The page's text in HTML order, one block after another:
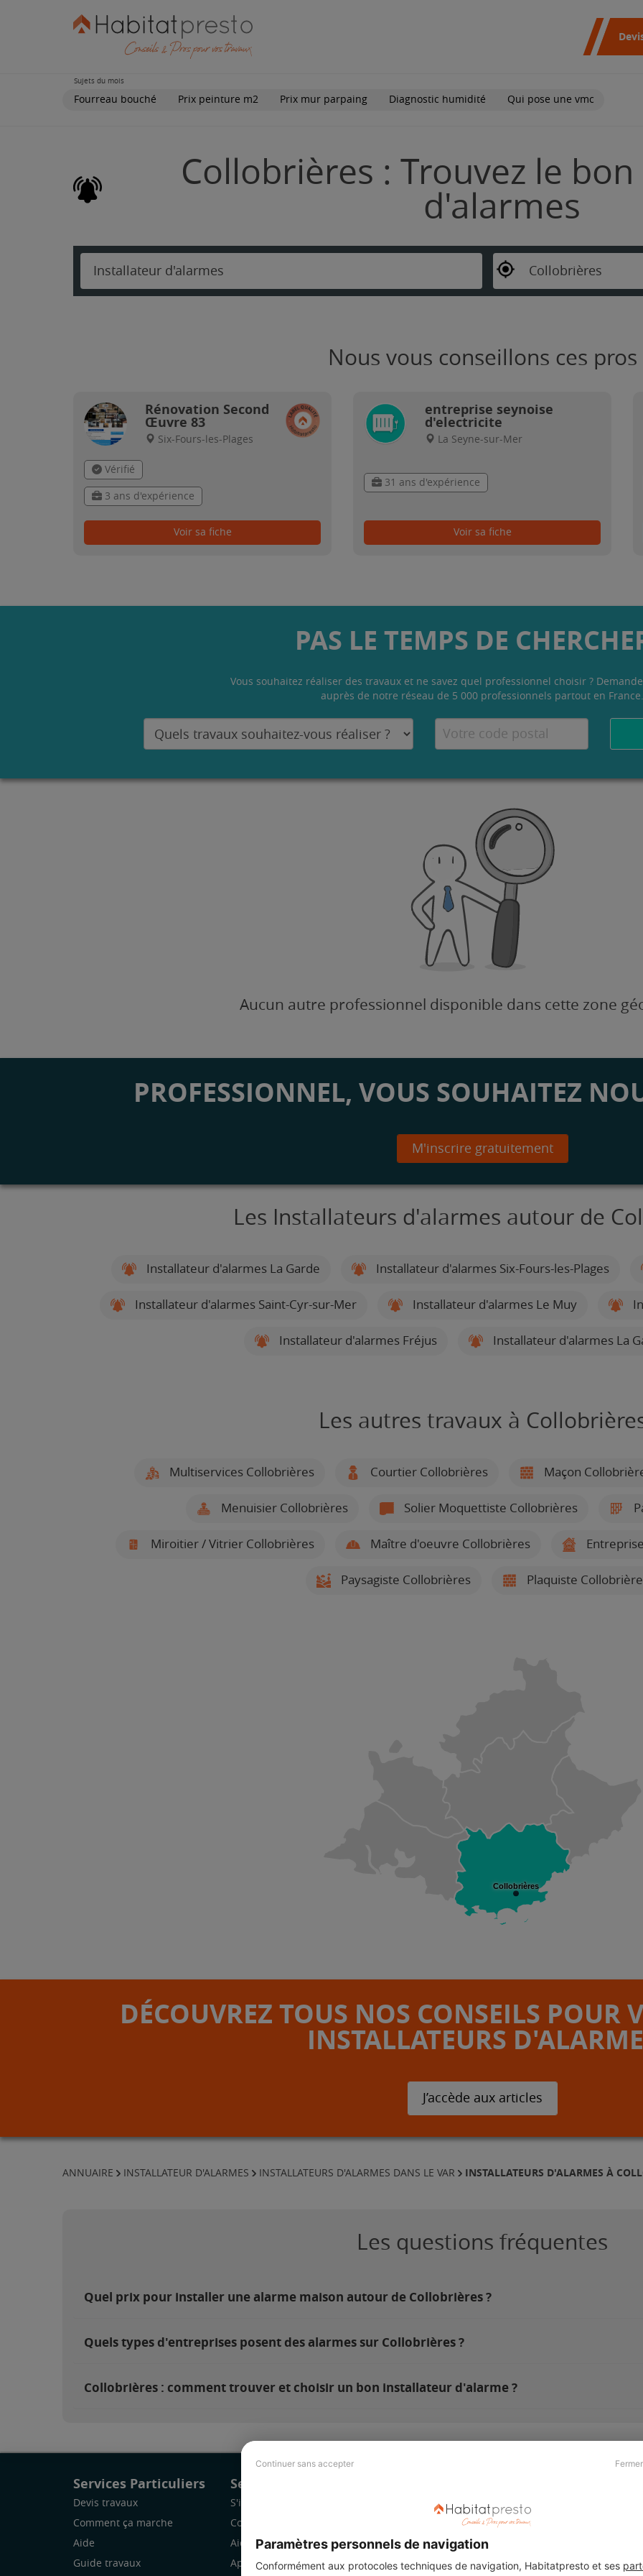
Continuer sans accepter
Paramètres personnels de navigation
Conformément aux protocoles techniques de navigation, Habitatpresto et ses
Sujets du mois
Fourreau bouché Prix peinture m2 Prix mur parpaing Diagnostic humidité Qui pose une vmc
Collobrières : Trouvez le
d'alarmes
Installateur d'alarmes Collobrières
Nous vous conseillons ces pros
Rénovation Second
Œuvre 83
Six-Fours-les-Plages
Vérifié
3 ans d'expérience
Voir sa fiche
entreprise seynoise
d'electricite
La Seyne-sur-Mer
31 ans d'expérience
Voir sa fiche
PAS LE TEMPS DE
Vous souhaitez réaliser des travaux et ne savez quel professionnel choisir ?
auprès de notre réseau de 5 000 professionnels partout en France.
Aucun autre professionnel disponible dans cette zone
PROFESSIONNEL, VOUS SOUHAITEZ
M'inscrire gratuitement
Les Installateurs d'alarmes autour de
Installateur d'alarmes La Garde Installateur d'alarmes Six-Fours-les-Plages
Installateur d'alarmes Saint-Cyr-sur-Mer Installateur d'alarmes Le Muy
Installateur d'alarmes Fréjus Installateur d'alarmes La
Les autres travaux à
Multiservices Collobrières Courtier Collobrières Maçon
Menuisier Collobrières Solier Moquettiste Collobrières
Miroitier / Vitrier Collobrières Maître d'oeuvre Collobrières
Paysagiste Collobrières Plaquiste
Collobrières
DÉCOUVREZ TOUS NOS CONSEILS POUR
INSTALLATEURS
J’accède aux articles
ANNUAIRE INSTALLATEUR D'ALARMES INSTALLATEURS D'ALARMES DANS LE VAR INSTALLATEURS D'ALARMES À
Les questions fréquentes
Quel prix pour installer une alarme maison autour de Collobrières ?
Quels types d'entreprises posent des alarmes sur Collobrières ?
Collobrières : comment trouver et choisir un bon installateur d'alarme ?
Services Particuliers
Devis travaux
Comment ça marche
Aide
Guide travaux
Services Pro
S'inscrire
Comment ça marche
Aide
Application Mobile
Revue de presse
Légal